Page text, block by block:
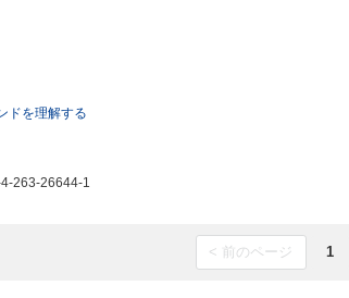
ドを理解する
263-26644-1
< 前のページ 1